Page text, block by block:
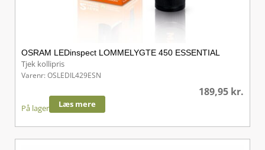
OSRAM LEDinspect LOMMELYGTE 450 ESSENTIAL
Tjek kollipris
Varenr: OSLEDIL429ESN
189,95 kr.
På lager Læs mere